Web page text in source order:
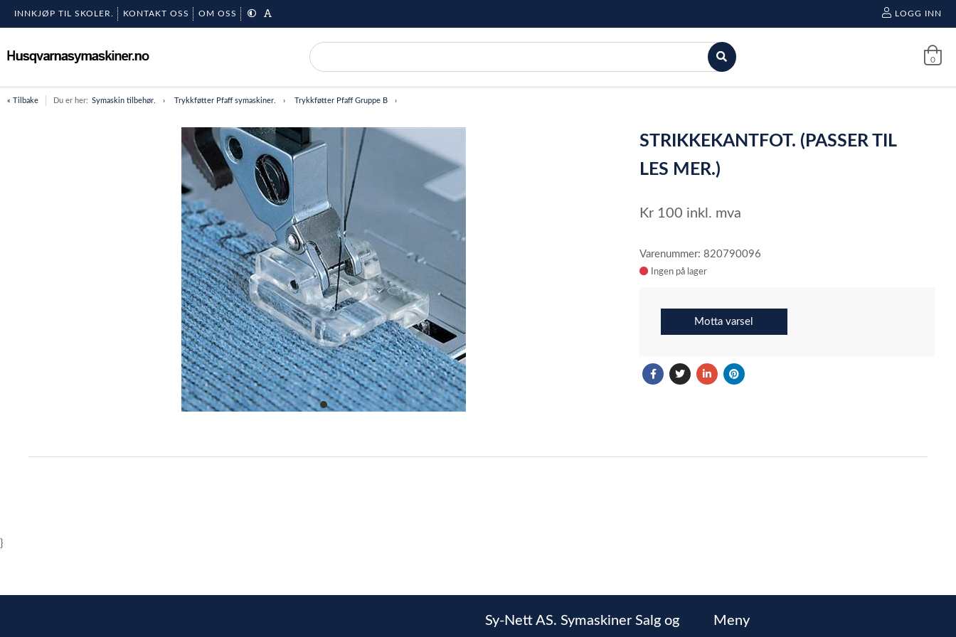
INNKJØP TIL SKOLER. KONTAKT OSS OM OSS LOGG INN
0
« Tilbake Du er her: Symaskin tilbehør. Trykkføtter Pfaff symaskiner. Trykkføtter Pfaff Gruppe B
item
of
STRIKKEKANTFOT. (PASSER TIL
LES MER.)
Kr 100 inkl. mva
Varenummer: 820790096
Ingen på lager
Motta varsel
}
Sy-Nett AS. Symaskiner Salg og
Meny